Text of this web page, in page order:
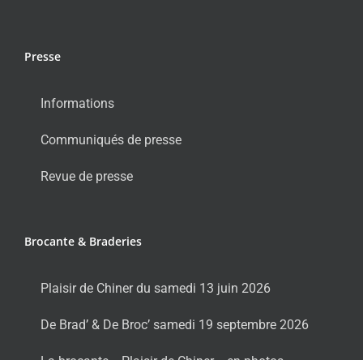
Presse
Informations
Communiqués de presse
Revue de presse
Brocante & Braderies
Plaisir de Chiner du samedi 13 juin 2026
De Brad’ & De Broc’ samedi 19 septembre 2026